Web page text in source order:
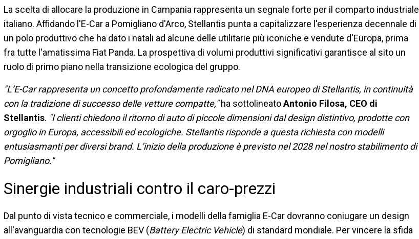
La scelta di allocare la produzione in Campania rappresenta un segnale forte per il comparto industriale
italiano. Affidando l'E-Car a Pomigliano d'Arco, Stellantis punta a capitalizzare l'esperienza decennale di
un polo produttivo che ha dato i natali ad alcune delle utilitarie più iconiche e vendute d'Europa, prima
fra tutte l'amatissima Fiat Panda. La prospettiva di volumi produttivi significativi garantisce al sito un
ruolo di primo piano nella transizione ecologica del gruppo.
"L’E-Car rappresenta un concetto profondamente radicato nel DNA europeo di Stellantis, in continuità
con la tradizione di successo delle vetture compatte,"ha sottolineatoAntonio Filosa, CEO di
Stellantis. "I clienti chiedono il ritorno di auto di piccole dimensioni dal design distintivo, prodotte con
orgoglio in Europa, accessibili ed ecologiche. Stellantis risponde a questa richiesta con modelli
entusiasmanti per diversi brand. L’inizio della produzione è previsto nel 2028 nel nostro stabilimento di
Pomigliano."
Sinergie industriali contro il caro-prezzi
Dal punto di vista tecnico e commerciale, i modelli della famiglia E-Car dovranno coniugare un design
all'avanguardia con tecnologie BEV (Battery Electric Vehicle) di standard mondiale. Per vincere la sfida